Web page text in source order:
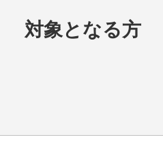
対象となる方